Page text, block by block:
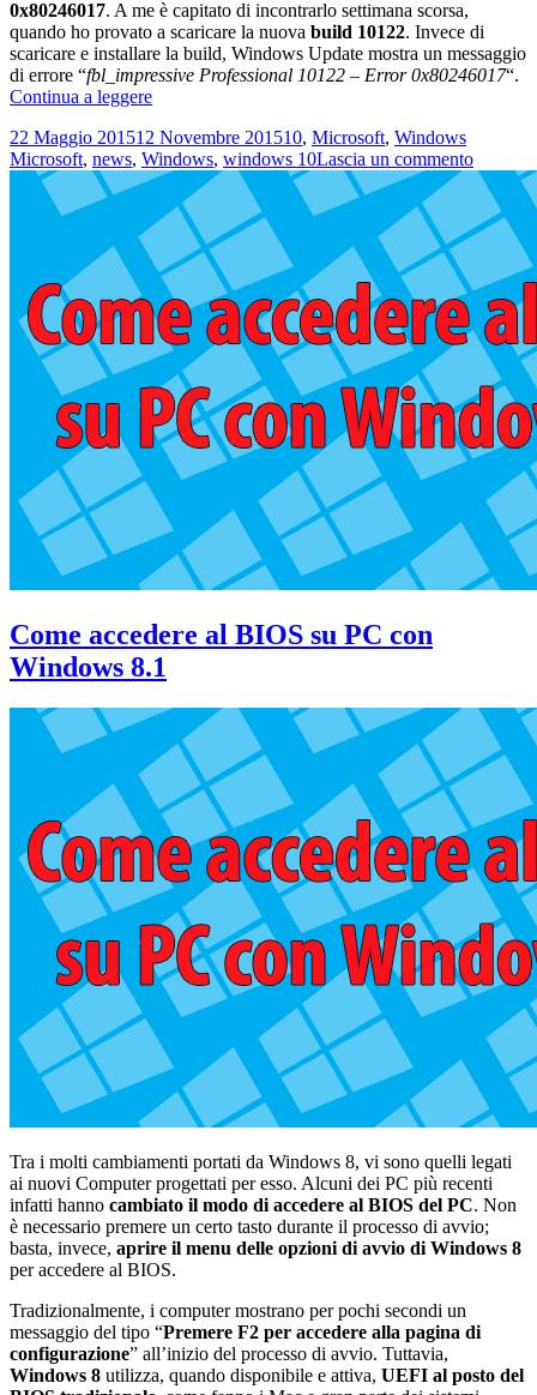
0x80246017. A me è capitato di incontrarlo settimana scorsa,
quando ho provato a scaricare la nuova build 10122. Invece di
scaricare e installare la build, Windows Update mostra un messaggio
di errore “fbl_impressive Professional 10122 – Error 0x80246017“.
Continua a leggereCome
l’Errore
0x80246017
di
Windows
Update
Windows
10
Scritto
il
22 Maggio 201512 Novembre 2015Categorie
10, Microsoft, WindowsTag
Microsoft, news, Windows, windows 10Lascia un commentosu
Come
risolvere
l’Errore
Update
su
Come accedere al BIOS su PC con
Windows 8.1
Tra i molti cambiamenti portati da Windows 8, vi sono quelli legati
ai nuovi Computer progettati per esso. Alcuni dei PC più recenti
infatti hanno cambiato il modo di accedere al BIOS del PC. Non
è necessario premere un certo tasto durante il processo di avvio;
basta, invece, aprire il menu delle opzioni di avvio di Windows 8
per accedere al BIOS.
Tradizionalmente, i computer mostrano per pochi secondi un
messaggio del tipo “Premere F2 per accedere alla pagina di
configurazione” all’inizio del processo di avvio. Tuttavia,
Windows 8 utilizza, quando disponibile e attiva, UEFI al posto del